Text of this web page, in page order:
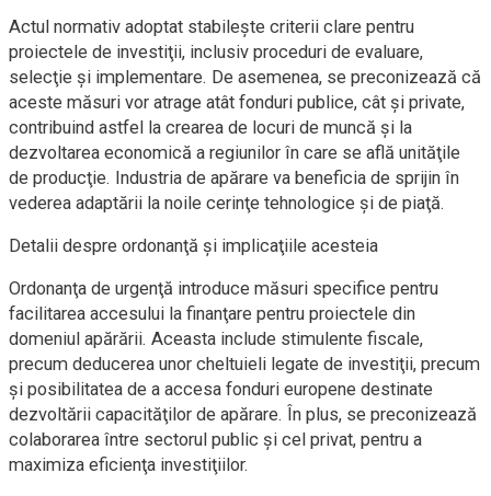
Actul normativ adoptat stabileşte criterii clare pentru
proiectele de investiţii, inclusiv proceduri de evaluare,
selecţie şi implementare. De asemenea, se preconizează că
aceste măsuri vor atrage atât fonduri publice, cât şi private,
contribuind astfel la crearea de locuri de muncă şi la
dezvoltarea economică a regiunilor în care se află unităţile
de producţie. Industria de apărare va beneficia de sprijin în
vederea adaptării la noile cerinţe tehnologice şi de piaţă.
Detalii despre ordonanţă şi implicaţiile acesteia
Ordonanţa de urgenţă introduce măsuri specifice pentru
facilitarea accesului la finanţare pentru proiectele din
domeniul apărării. Aceasta include stimulente fiscale,
precum deducerea unor cheltuieli legate de investiţii, precum
şi posibilitatea de a accesa fonduri europene destinate
dezvoltării capacităţilor de apărare. În plus, se preconizează
colaborarea între sectorul public şi cel privat, pentru a
maximiza eficienţa investiţiilor.